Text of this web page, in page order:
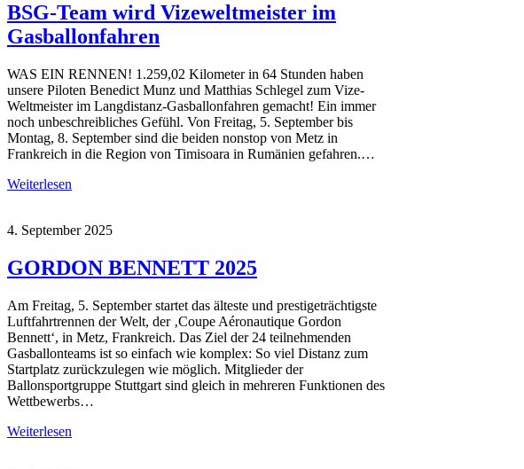
BSG-Team wird Vizeweltmeister im
Gasballonfahren
WAS EIN RENNEN! 1.259,02 Kilometer in 64 Stunden haben
unsere Piloten Benedict Munz und Matthias Schlegel zum Vize-
Weltmeister im Langdistanz-Gasballonfahren gemacht! Ein immer
noch unbeschreibliches Gefühl. Von Freitag, 5. September bis
Montag, 8. September sind die beiden nonstop von Metz in
Frankreich in die Region von Timisoara in Rumänien gefahren.…
Weiterlesen
4. September 2025
GORDON BENNETT 2025
Am Freitag, 5. September startet das älteste und prestigeträchtigste
Luftfahrtrennen der Welt, der ‚Coupe Aéronautique Gordon
Bennett‘, in Metz, Frankreich. Das Ziel der 24 teilnehmenden
Gasballonteams ist so einfach wie komplex: So viel Distanz zum
Startplatz zurückzulegen wie möglich. Mitglieder der
Ballonsportgruppe Stuttgart sind gleich in mehreren Funktionen des
Wettbewerbs…
Weiterlesen